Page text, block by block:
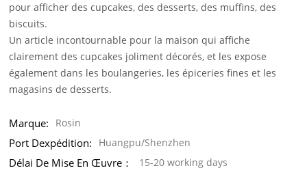
pourafficher des cupcakes, des desserts, des muffins, des
biscuits.
Un article incontournable pour la maison qui affiche
clairement des cupcakes joliment décorés, et les expose
également dans les boulangeries, les épiceries fines et les
magasins de desserts.
Marque: Rosin
Port Dexpédition: Huangpu/Shenzhen
Délai De Mise En Œuvre： 15-20 working days